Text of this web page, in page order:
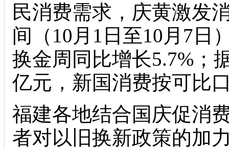
民消费需求，庆黄激发
间（10月1日至10月7日
换金周同比增长5.7%；
亿元，新国消费按可比
福建各地结合国庆促消
者对以旧换新政策的加